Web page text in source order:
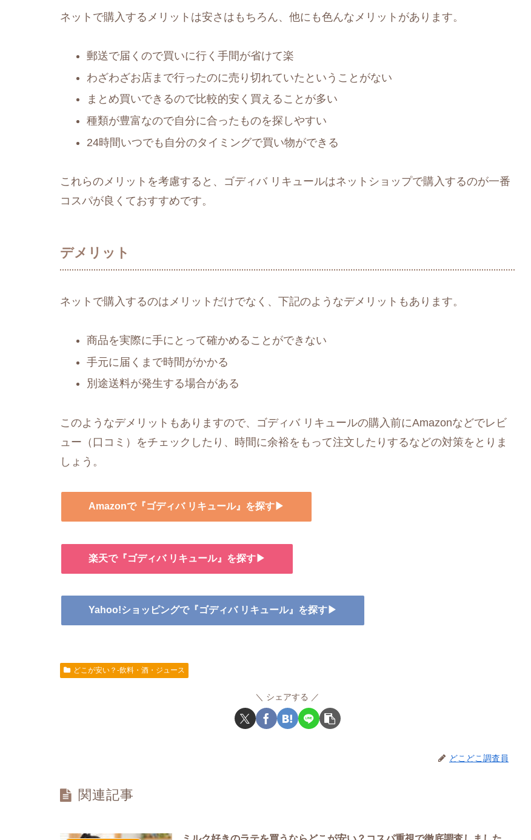
ネットで購入するメリットは安さはもちろん、他にも色んなメリットがあります。
郵送で届くので買いに行く手間が省けて楽
わざわざお店まで行ったのに売り切れていたということがない
まとめ買いできるので比較的安く買えることが多い
種類が豊富なので自分に合ったものを探しやすい
24時間いつでも自分のタイミングで買い物ができる
これらのメリットを考慮すると、ゴディバ リキュールはネットショップで購入するのが一番
コスパが良くておすすめです。
デメリット
ネットで購入するのはメリットだけでなく、下記のようなデメリットもあります。
商品を実際に手にとって確かめることができない
手元に届くまで時間がかかる
別途送料が発生する場合がある
このようなデメリットもありますので、ゴディバ リキュールの購入前にAmazonなどでレビ
ュー（口コミ）をチェックしたり、時間に余裕をもって注文したりするなどの対策をとりま
しょう。
Amazonで『ゴディバ リキュール』を探す▶
楽天で『ゴディバ リキュール』を探す▶
Yahoo!ショッピングで『ゴディバ リキュール』を探す▶
どこが安い？-飲料・酒・ジュース
シェアする
どこどこ調査員
関連記事